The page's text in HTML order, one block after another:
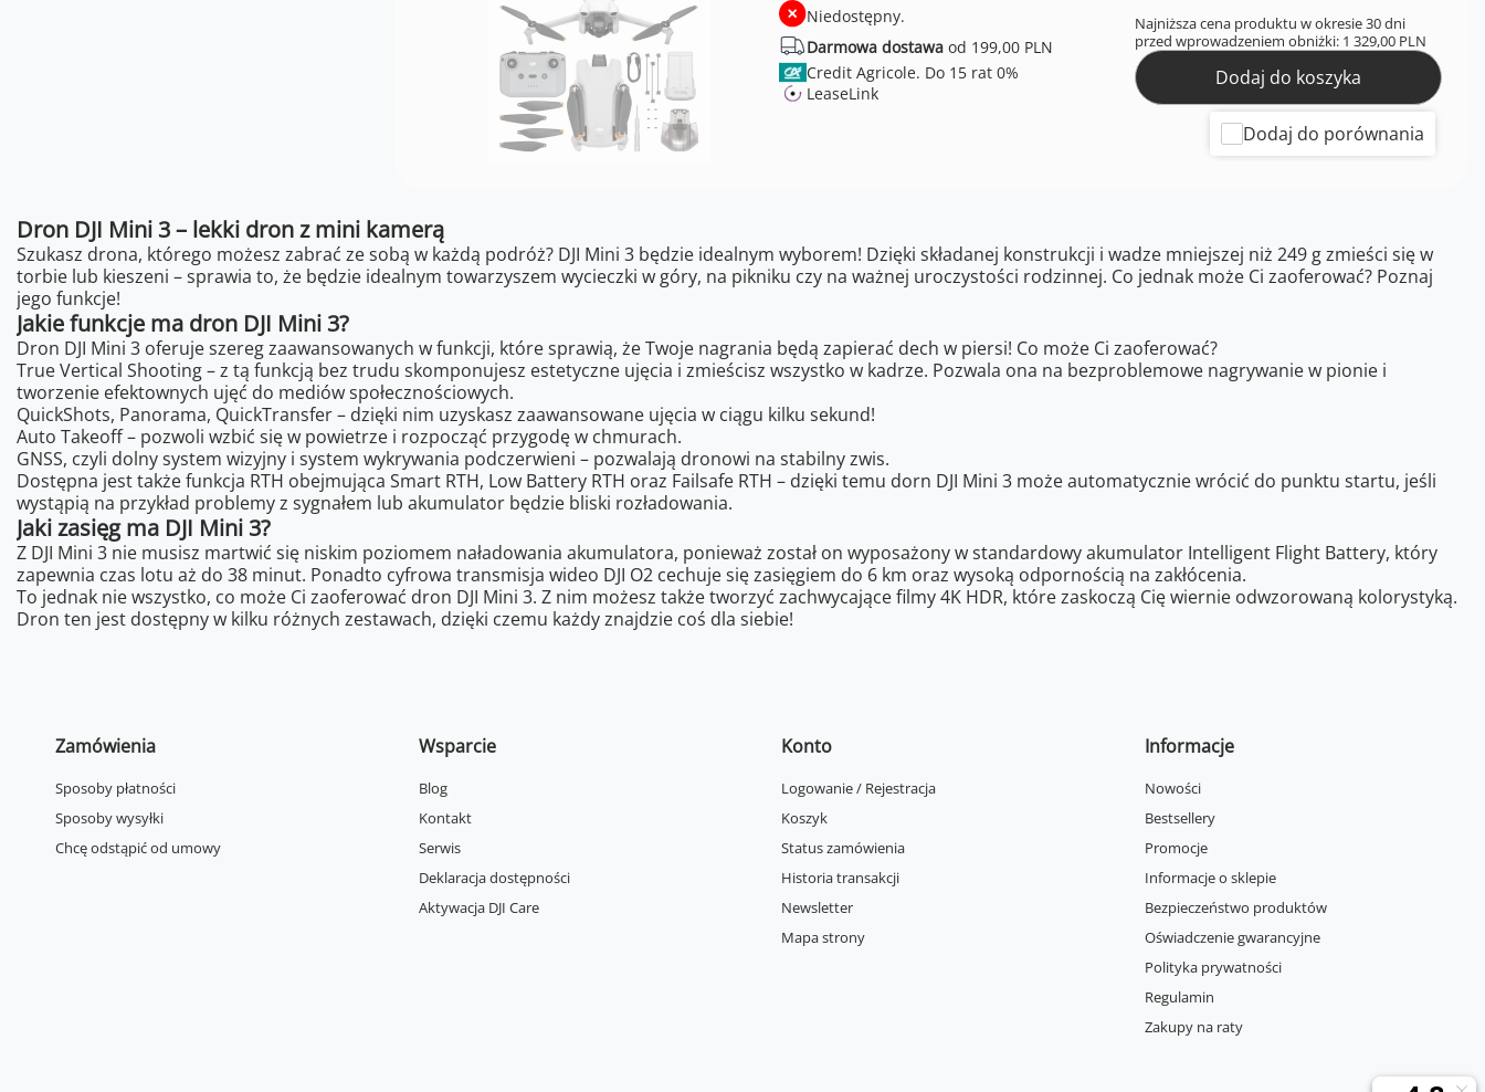
Niedostępny.
Darmowa dostawaod 199,00 PLN
Credit Agricole.
LeaseLink
Najniższa cena produktu w okresie 30 dni
przed wprowadzeniem obniżki: 1 329,00 PLN
Dodaj do koszyka
Dodaj do porównania
Dron DJI Mini 3 – lekki dron z mini kamerą
Szukasz drona, którego możesz zabrać ze sobą w każdą podróż? DJI Mini 3 będzie idealnym wyborem! Dzięki składanej konstrukcji i wadze mniejszej niż 249 g zmieści się w
torbie lub kieszeni – sprawia to, że będzie idealnym towarzyszem wycieczki w góry, na pikniku czy na ważnej uroczystości rodzinnej. Co jednak może Ci zaoferować? Poznaj
jego funkcje!
Jakie funkcje ma dron DJI Mini 3?
Dron DJI Mini 3 oferuje szereg zaawansowanych w funkcji, które sprawią, że Twoje nagrania będą zapierać dech w piersi! Co może Ci zaoferować?
True Vertical Shooting – z tą funkcją bez trudu skomponujesz estetyczne ujęcia i zmieścisz wszystko w kadrze. Pozwala ona na bezproblemowe nagrywanie w pionie i
tworzenie efektownych ujęć do mediów społecznościowych.
QuickShots, Panorama, QuickTransfer – dzięki nim uzyskasz zaawansowane ujęcia w ciągu kilku sekund!
Auto Takeoff – pozwoli wzbić się w powietrze i rozpocząć przygodę w chmurach.
GNSS, czyli dolny system wizyjny i system wykrywania podczerwieni – pozwalają dronowi na stabilny zwis.
Dostępna jest także funkcja RTH obejmująca Smart RTH, Low Battery RTH oraz Failsafe RTH – dzięki temu dorn DJI Mini 3 może automatycznie wrócić do punktu startu, jeśli
wystąpią na przykład problemy z sygnałem lub akumulator będzie bliski rozładowania.
Jaki zasięg ma DJI Mini 3?
Z DJI Mini 3 nie musisz martwić się niskim poziomem naładowania akumulatora, ponieważ został on wyposażony w standardowy akumulator Intelligent Flight Battery, który
zapewnia czas lotu aż do 38 minut. Ponadto cyfrowa transmisja wideo DJI O2 cechuje się zasięgiem do 6 km oraz wysoką odpornością na zakłócenia.
To jednak nie wszystko, co może Ci zaoferować dron DJI Mini 3. Z nim możesz także tworzyć zachwycające filmy 4K HDR, które zaskoczą Cię wiernie odwzorowaną kolorystyką.
Dron ten jest dostępny w kilku różnych zestawach, dzięki czemu każdy znajdzie coś dla siebie!
Zamówienia
Sposoby płatności
Sposoby wysyłki
Chcę odstąpić od umowy
Wsparcie
Blog
Kontakt
Serwis
Deklaracja dostępności
Aktywacja DJI Care
Konto
Logowanie / Rejestracja
Koszyk
Status zamówienia
Historia transakcji
Newsletter
Mapa strony
Informacje
Nowości
Bestsellery
Promocje
Informacje o sklepie
Bezpieczeństwo produktów
Oświadczenie gwarancyjne
Polityka prywatności
Regulamin
Zakupy na raty